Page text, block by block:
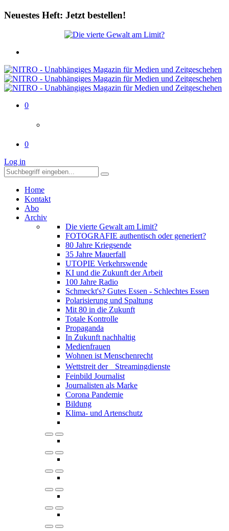
Neuestes Heft: Jetzt bestellen!
0
0
Log in
Home
Kontakt
Abo
Archiv
Die vierte Gewalt am Limit?
FOTOGRAFIE authentisch oder generiert?
80 Jahre Kriegsende
35 Jahre Mauerfall
UTOPIE Verkehrswende
KI und die Zukunft der Arbeit
100 Jahre Radio
Schmeckt's? Gutes Essen - Schlechtes Essen
Polarisierung und Spaltung
Mit 80 in die Zukunft
Totale Kontrolle
Propaganda
In Zukunft nachhaltig
Medienfrauen
Wohnen ist Menschenrecht
Wettstreit der Streamingdienste
Feinbild Journalist
Journalisten als Marke
Corona Pandemie
Bildung
Klima- und Artenschutz